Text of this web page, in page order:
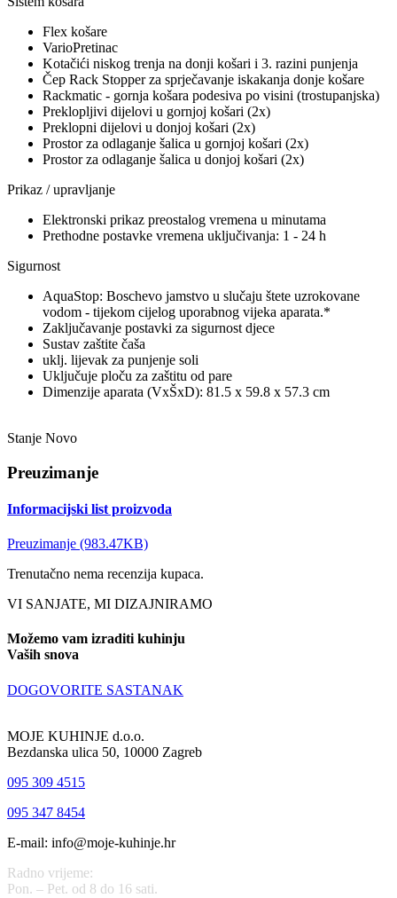
Flex košare
VarioPretinac
Kotačići niskog trenja na donji košari i 3. razini punjenja
Čep Rack Stopper za sprječavanje iskakanja donje košare
Rackmatic - gornja košara podesiva po visini (trostupanjska)
Preklopljivi dijelovi u gornjoj košari (2x)
Preklopni dijelovi u donjoj košari (2x)
Prostor za odlaganje šalica u gornjoj košari (2x)
Prostor za odlaganje šalica u donjoj košari (2x)
Prikaz / upravljanje
Elektronski prikaz preostalog vremena u minutama
Prethodne postavke vremena uključivanja: 1 - 24 h
Sigurnost
AquaStop: Boschevo jamstvo u slučaju štete uzrokovane
vodom - tijekom cijelog uporabnog vijeka aparata.*
Zaključavanje postavki za sigurnost djece
Sustav zaštite čaša
uklj. lijevak za punjenje soli
Uključuje ploču za zaštitu od pare
Dimenzije aparata (VxŠxD): 81.5 x 59.8 x 57.3 cm
Stanje Novo
Preuzimanje
Informacijski list proizvoda
Preuzimanje (983.47KB)
Trenutačno nema recenzija kupaca.
VI SANJATE, MI DIZAJNIRAMO
Možemo vam izraditi kuhinju
Vaših snova
DOGOVORITE SASTANAK
MOJE KUHINJE d.o.o.
Bezdanska ulica 50, 10000 Zagreb
095 309 4515
095 347 8454
E-mail: info@moje-kuhinje.hr
Radno vrijeme:
Pon. – Pet. od 8 do 16 sati.